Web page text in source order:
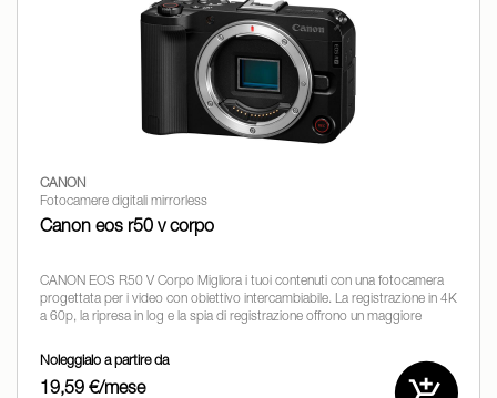
CANON
Fotocamere digitali mirrorless
Canon eos r50 v corpo
CANON EOS R50 V Corpo Migliora i tuoi contenuti con una fotocamera
progettata per i video con obiettivo intercambiabile. La registrazione in 4K
a 60p, la ripresa in log e la spia di registrazione offrono un maggiore
Noleggialo a partire da
19,59 €/mese